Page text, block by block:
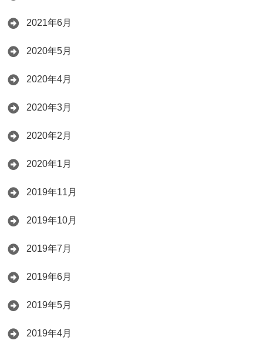
2021年6月
2020年5月
2020年4月
2020年3月
2020年2月
2020年1月
2019年11月
2019年10月
2019年7月
2019年6月
2019年5月
2019年4月